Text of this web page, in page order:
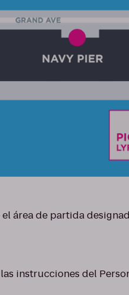
área de partida
instrucciones del